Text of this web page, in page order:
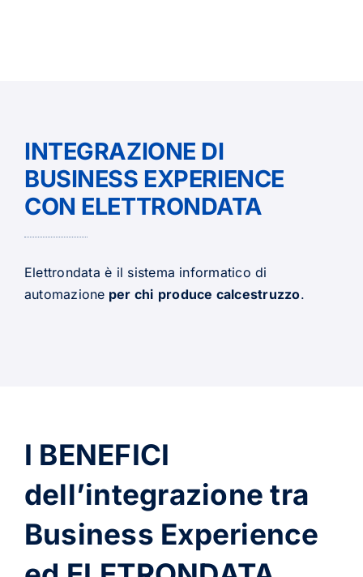
INTEGRAZIONE DI
BUSINESS EXPERIENCE
CON ELETTRONDATA
Elettrondata è il sistema informatico di
automazione per chi produce calcestruzzo.
I BENEFICI
dell’integrazione tra
Business Experience